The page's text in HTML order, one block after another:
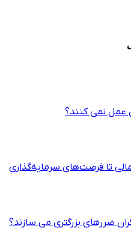
عمل نمی ‌کنند؟
تا فرصت‌های سرمایه‌گذاری
ضررهای بزرگتری می ‌سازند؟